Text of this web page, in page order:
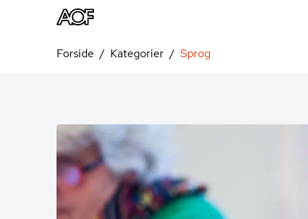
Forside Kategorier Sprog